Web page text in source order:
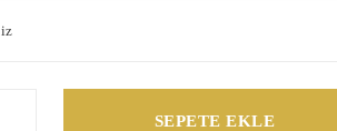
SEPETE EKLE